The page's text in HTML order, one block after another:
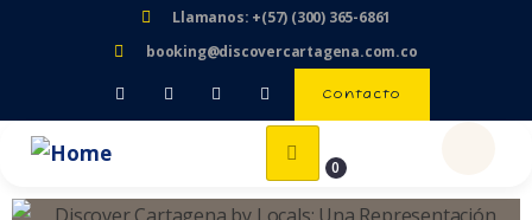
Llamanos: +(57) (300) 365-6861
booking@discovercartagena.com.co
Contacto
0